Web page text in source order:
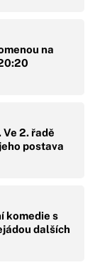
na
2. řadě
postava
komedie s
dalších